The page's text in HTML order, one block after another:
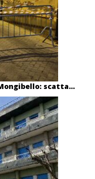
scatta...